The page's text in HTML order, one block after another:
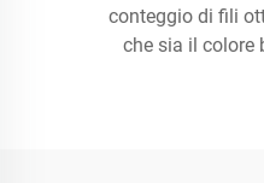
conteggio di fili
che sia il colore